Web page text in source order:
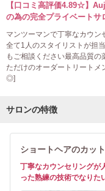
【口コミ高評価4.89☆】
の為の完全プライベートサ
マンツーマンで丁寧なカウ
全て1人のスタイリストが担
もご相談ください最高品質
ただけのオーダートリート
◎]
サロンの特徴
ショートヘアのカッ
丁寧なカウンセリング
った熟練の技術でなりた